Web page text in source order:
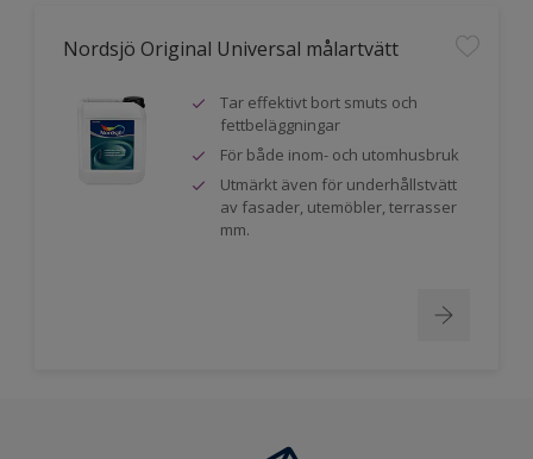
Nordsjö Original Universal målartvätt
Tar effektivt bort smuts och
fettbeläggningar
För både inom- och utomhusbruk
Utmärkt även för underhållstvätt
av fasader, utemöbler, terrasser
mm.